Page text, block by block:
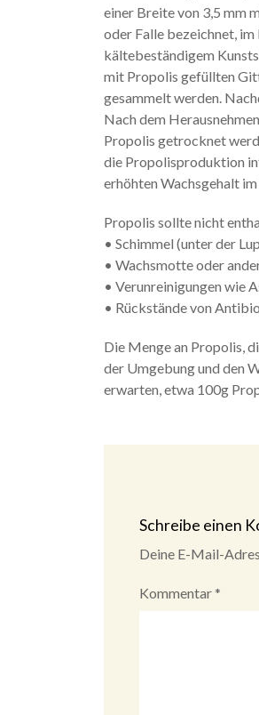
einer Breite von 3,5 mm
oder Falle bezeichnet,
kältebeständigem
mit Propolis gefüllten
gesammelt werden.
Nach dem
Propolis getrocknet
die Propolisproduktion
erhöhten Wachsgehalt
Propolis sollte nicht
• Schimmel (unter der
• Wachsmotte oder
• Verunreinigungen wie
• Rückstände von
Die Menge an Propolis,
der Umgebung und den
erwarten, etwa 100g
Schreibe einen
Deine E-Mail-
Kommentar*